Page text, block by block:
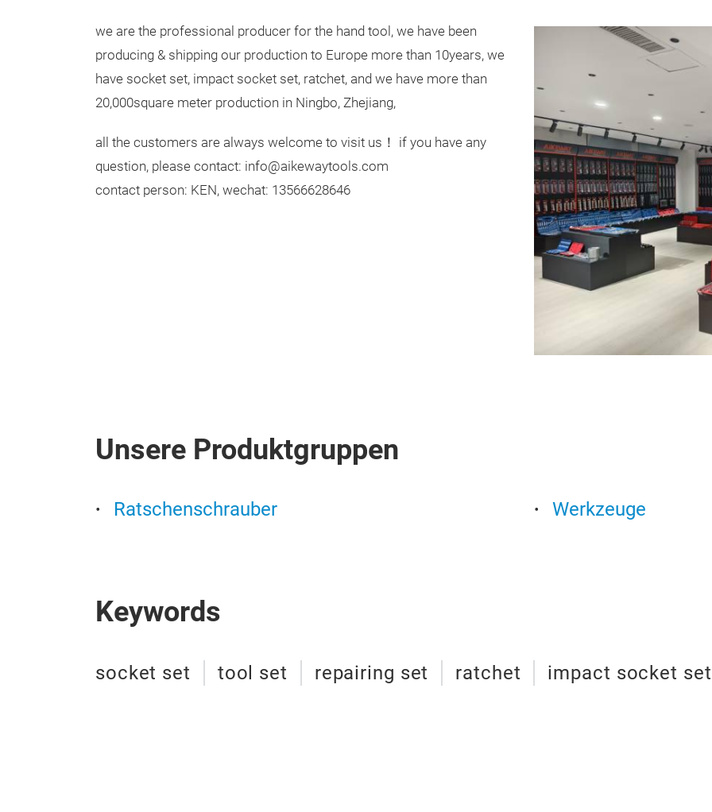
we are the professional producer for the hand tool, we have been
producing & shipping our production to Europe more than 10years, we
have socket set, impact socket set, ratchet, and we have more than
20,000square meter production in Ningbo, Zhejiang,
all the customers are always welcome to visit us！ if you have any
question, please contact: info@aikewaytools.com
contact person: KEN, wechat: 13566628646
Unsere Produktgruppen
Ratschenschrauber Werkzeuge
Keywords
socket set tool set repairing set ratchet impact socket set